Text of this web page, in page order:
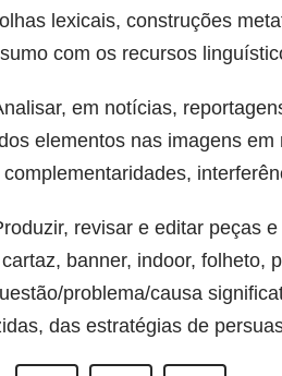
lexicais, construções
com os recursos
em notícias,
elementos nas imagens
complementaridades,
revisar e editar peças
banner, indoor, folheto,
problema/causa
das estratégias de